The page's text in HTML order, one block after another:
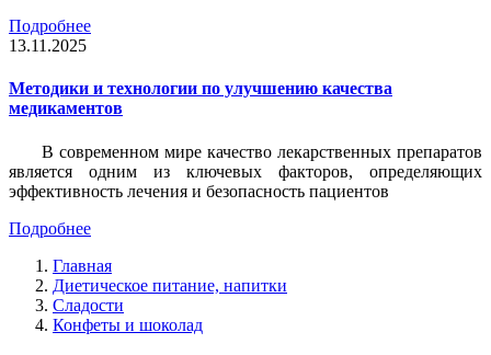
Подробнее
13.11.2025
Методики и технологии по улучшению качества
медикаментов
В современном мире качество лекарственных препаратов
является одним из ключевых факторов, определяющих
эффективность лечения и безопасность пациентов
Подробнее
Главная
Диетическое питание, напитки
Сладости
Конфеты и шоколад